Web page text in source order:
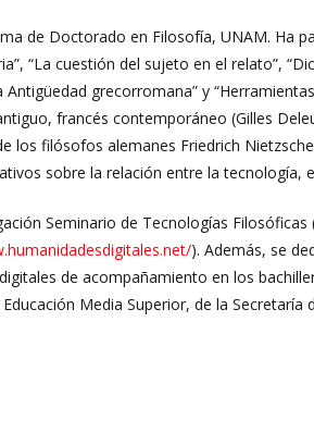
de Doctorado en Filosofía, UNAM. Ha
“La cuestión del sujeto en el relato”,
grecorromana” y
francés contemporáneo (Gilles
los filósofos alemanes Friedrich
sobre la relación entre la tecnología,
Seminario de Tecnologías
). Además, se
de acompañamiento en los
Media Superior, de la Secretaría